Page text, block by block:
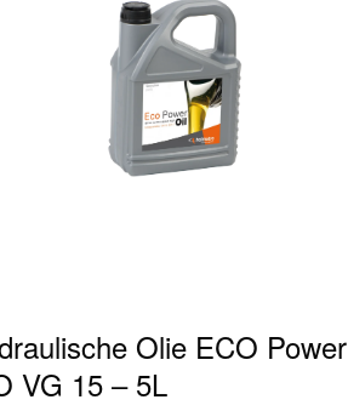
Olie ECO Power
VG 15 – 5L